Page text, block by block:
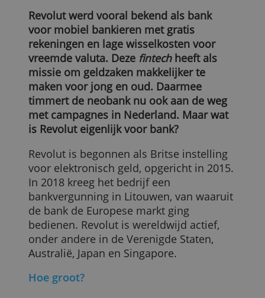
11/05/2023
Revolut werd vooral bekend als bank
voor mobiel bankieren met gratis
rekeningen en lage wisselkosten voor
vreemde valuta. Dezefintechheeft als
missie om geldzaken makkelijker te
maken voor jong en oud. Daarmee
timmert de neobank nu ook aan de weg
met campagnes in Nederland. Maar wat
is Revolut eigenlijk voor bank?
Revolut is begonnen als Britse instelling
voor elektronisch geld, opgericht in 2015.
In 2018 kreeg het bedrijf een
bankvergunning in Litouwen, van waaruit
de bank de Europese markt ging